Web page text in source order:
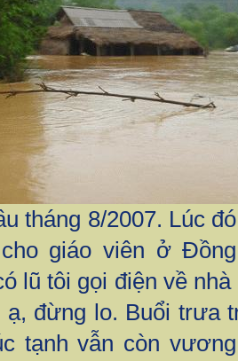
tháng 8/2007. Lúc
giáo viên ở
lũ tôi gọi điện về
ạ, đừng lo. Buổi trưa
tạnh vẫn còn